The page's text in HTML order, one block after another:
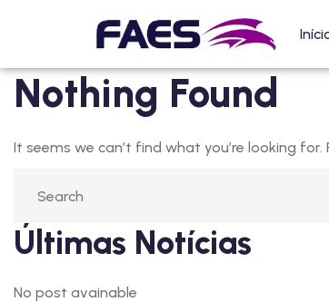
Nothing Found
It seems we can’t find what you’re looking for.
Últimas Notícias
No post avainable